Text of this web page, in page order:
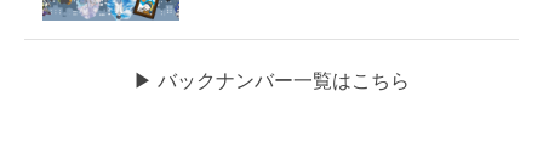
▶︎ バックナンバー一覧はこちら